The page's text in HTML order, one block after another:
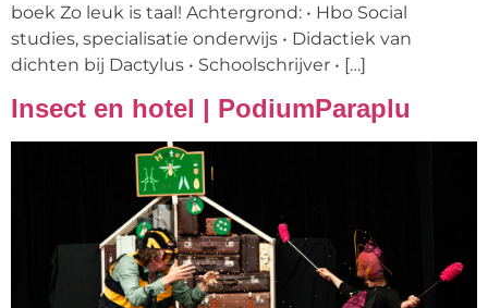
boek Zo leuk is taal! Achtergrond: • Hbo Social
studies, specialisatie onderwijs • Didactiek van
dichten bij Dactylus • Schoolschrijver • […]
Insect en hotel | PodiumParaplu